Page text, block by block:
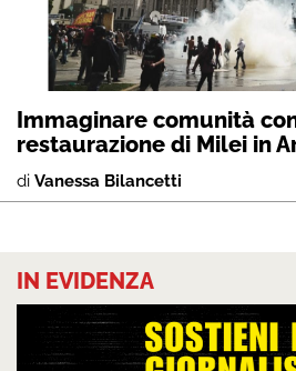
Immaginare comunità
restaurazione di Milei in
di Vanessa Bilancetti
IN EVIDENZA